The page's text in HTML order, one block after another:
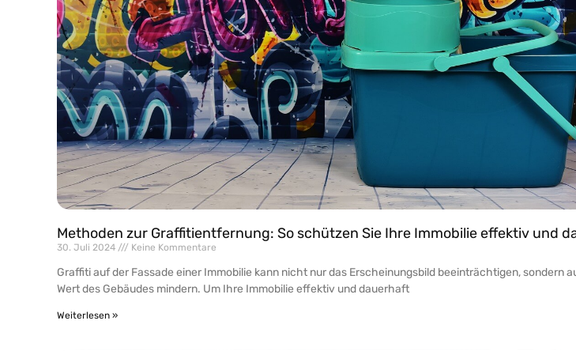
Methoden zur Graffitientfernung: So schützen Sie Ihre Immobilie effektiv und
30. Juli 2024 Keine Kommentare
Graffiti auf der Fassade einer Immobilie kann nicht nur das Erscheinungsbild beeinträchtigen, sondern
Wert des Gebäudes mindern. Um Ihre Immobilie effektiv und dauerhaft
Weiterlesen »